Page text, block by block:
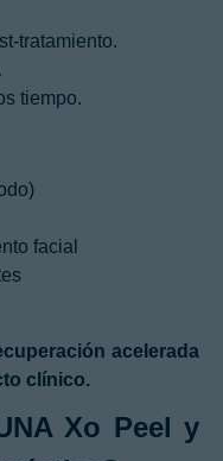
tratamiento.
tiempo.
facial
acelerada
clínico.
Xo Peel y